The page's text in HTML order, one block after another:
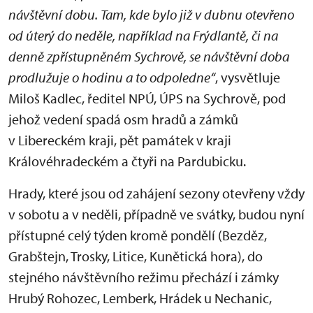
návštěvní dobu. Tam, kde bylo již v dubnu otevřeno
od úterý do neděle, například na Frýdlantě, či na
denně zpřístupněném Sychrově, se návštěvní doba
prodlužuje o hodinu a to odpoledne“, vysvětluje
Miloš Kadlec, ředitel NPÚ, ÚPS na Sychrově, pod
jehož vedení spadá osm hradů a zámků
v Libereckém kraji, pět památek v kraji
Královéhradeckém a čtyři na Pardubicku.
Hrady, které jsou od zahájení sezony otevřeny vždy
v sobotu a v neděli, případně ve svátky, budou nyní
přístupné celý týden kromě pondělí (Bezděz,
Grabštejn, Trosky, Litice, Kunětická hora), do
stejného návštěvního režimu přechází i zámky
Hrubý Rohozec, Lemberk, Hrádek u Nechanic,